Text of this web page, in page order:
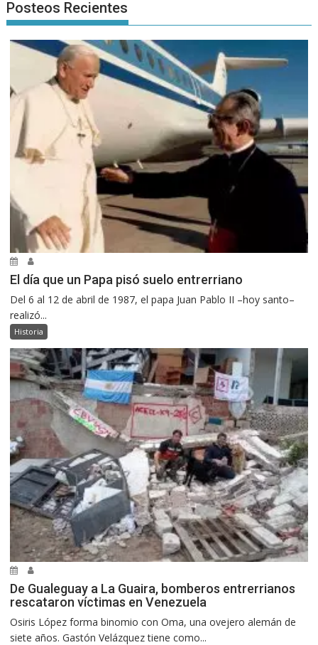
Posteos Recientes
El día que un Papa pisó suelo entrerriano
Del 6 al 12 de abril de 1987, el papa Juan Pablo II –hoy santo–
realizó...
Historia
De Gualeguay a La Guaira, bomberos entrerrianos
rescataron víctimas en Venezuela
Osiris López forma binomio con Oma, una ovejero alemán de
siete años. Gastón Velázquez tiene como...